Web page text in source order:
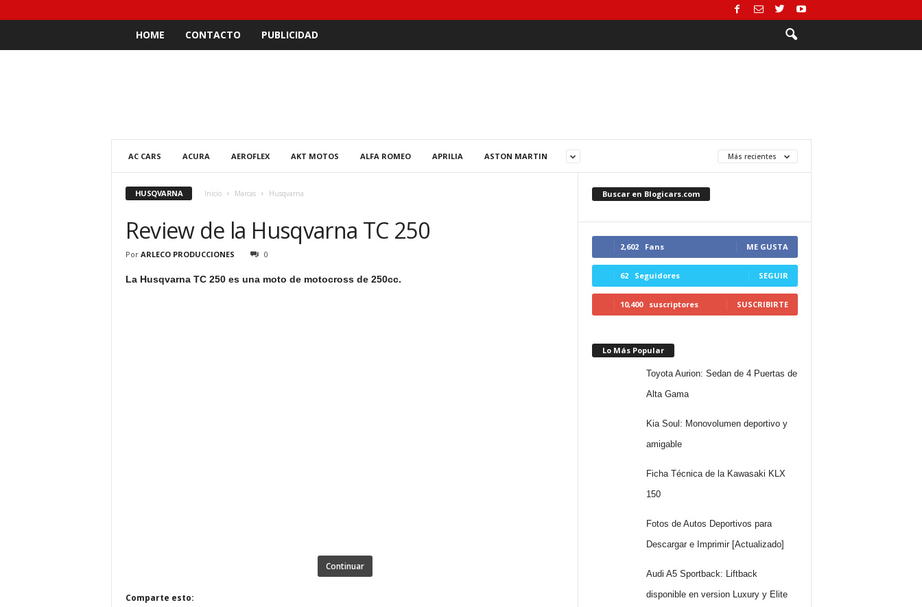
HOME CONTACTO PUBLICIDAD
AC CARS ACURA AEROFLEX AKT MOTOS ALFA ROMEO APRILIA ASTON MARTIN Más recientes
HUSQVARNA Inicio Marcas Husqvarna
Review de la Husqvarna TC 250
Por ARLECO PRODUCCIONES 0
La Husqvarna TC 250 es una moto de motocross de 250cc.
Continuar
Comparte esto:
Buscar en Blogicars.com
2,602 Fans ME GUSTA
62 Seguidores SEGUIR
10,400 suscriptores SUSCRIBIRTE
Lo Más Popular
Toyota Aurion: Sedan de 4 Puertas de
Alta Gama
Kia Soul: Monovolumen deportivo y
amigable
Ficha Técnica de la Kawasaki KLX
150
Fotos de Autos Deportivos para
Descargar e Imprimir [Actualizado]
Audi A5 Sportback: Liftback
disponible en version Luxury y Elite